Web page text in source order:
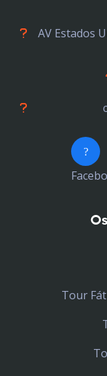
AV Estados
Tour